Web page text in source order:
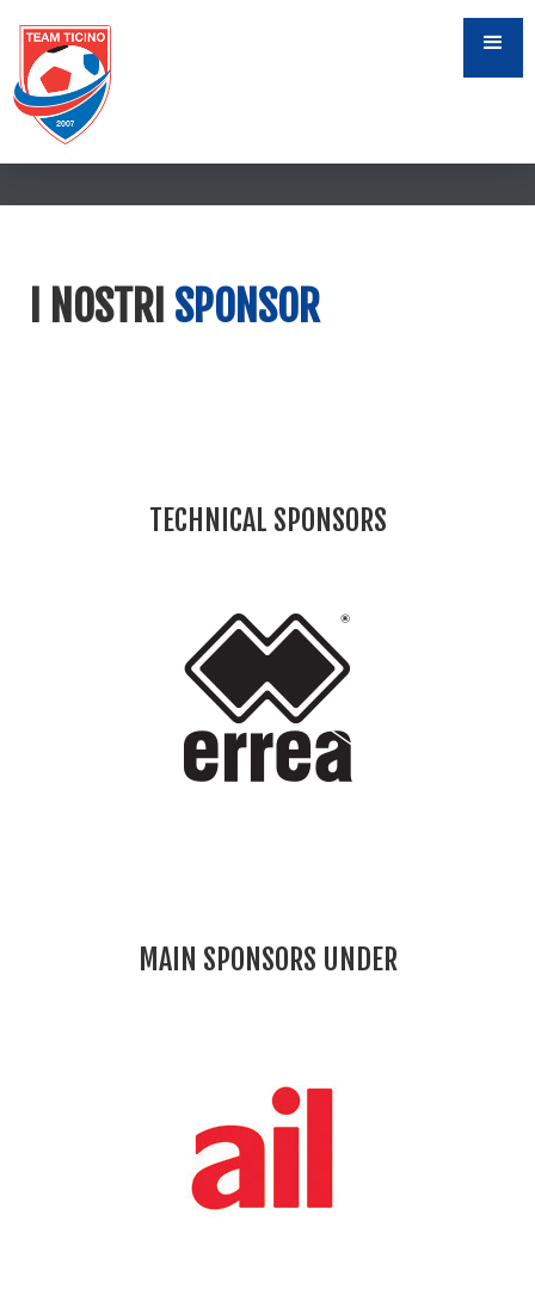
I NOSTRI SPONSOR
TECHNICAL SPONSORS
MAIN SPONSORS UNDER